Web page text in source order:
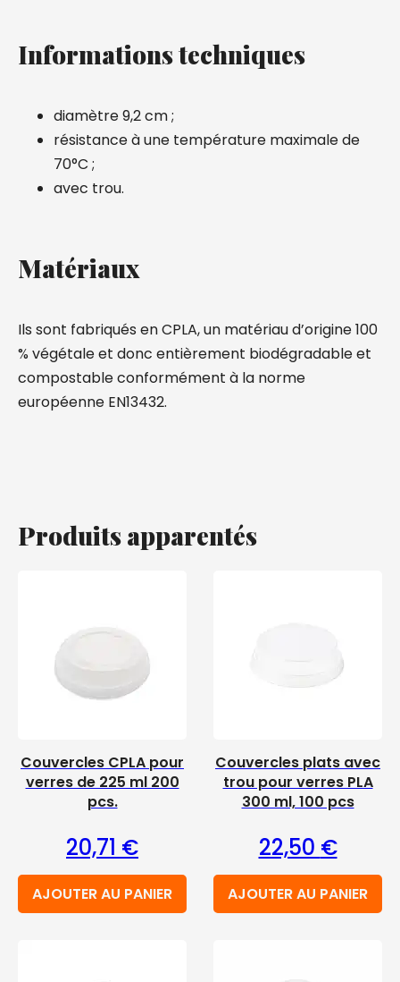
Informations techniques
diamètre 9,2 cm ;
résistance à une température maximale de
70°C ;
avec trou.
Matériaux
Ils sont fabriqués en CPLA, un matériau d’origine 100
% végétale et donc entièrement biodégradable et
compostable conformément à la norme
européenne EN13432.
Produits apparentés
Couvercles CPLA pour
verres de 225 ml 200
pcs.
20,71 €
AJOUTER AU PANIER
Couvercles plats avec
trou pour verres PLA
300 ml, 100 pcs
22,50 €
AJOUTER AU PANIER